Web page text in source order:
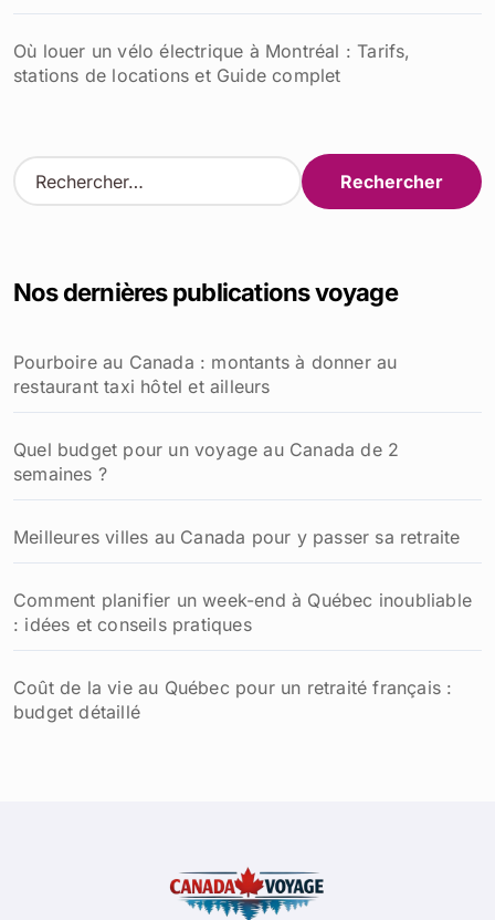
Où louer un vélo électrique à Montréal : Tarifs,
stations de locations et Guide complet
R
e
r
e
r
Nos dernières publications voyage
Pourboire au Canada : montants à donner au
restaurant taxi hôtel et ailleurs
Quel budget pour un voyage au Canada de 2
semaines ?
Meilleures villes au Canada pour y passer sa retraite
Comment planifier un week-end à Québec inoubliable
: idées et conseils pratiques
Coût de la vie au Québec pour un retraité français :
budget détaillé